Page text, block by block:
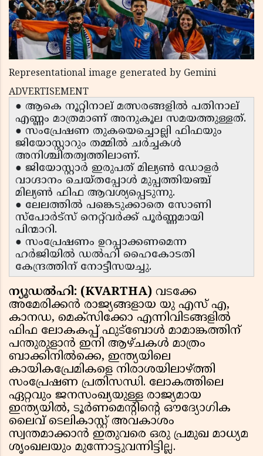
Representational image generated by Gemini
ADVERTISEMENT
● ആകെ നൂറ്റിനാല് മത്സരങ്ങളിൽ പതിനാല്
എണ്ണം മാത്രമാണ് അനുകൂല സമയത്തുള്ളത്.
● സംപ്രേഷണ തുകയെച്ചൊല്ലി ഫിഫയും
ജിയോസ്റ്റാറും തമ്മിൽ ചർച്ചകൾ
അനിശ്ചിതത്വത്തിലാണ്.
● ജിയോസ്റ്റാർ ഇരുപത് മില്യൺ ഡോളർ
വാഗ്ദാനം ചെയ്തപ്പോൾ മുപ്പത്തിയഞ്ച്
മില്യൺ ഫിഫ ആവശ്യപ്പെടുന്നു.
● ലേലത്തിൽ പങ്കെടുക്കാതെ സോണി
സ്പോർട്സ് നെറ്റ്‌വർക്ക് പൂർണ്ണമായി
പിന്മാറി.
● സംപ്രേഷണം ഉറപ്പാക്കണമെന്ന
ഹർജിയിൽ ഡൽഹി ഹൈകോടതി
കേന്ദ്രത്തിന് നോട്ടീസയച്ചു.
ന്യൂഡൽഹി: (KVARTHA) വടക്കേ
അമേരിക്കൻ രാജ്യങ്ങളായ യു എസ് എ,
കാനഡ, മെക്സിക്കോ എന്നിവിടങ്ങളിൽ
ഫിഫ ലോകകപ്പ് ഫുട്ബോൾ മാമാങ്കത്തിന്
പന്തുരുളാൻ ഇനി ആഴ്ചകൾ മാത്രം
ബാക്കിനിൽക്കെ, ഇന്ത്യയിലെ
കായികപ്രേമികളെ നിരാശയിലാഴ്ത്തി
സംപ്രേഷണ പ്രതിസന്ധി. ലോകത്തിലെ
ഏറ്റവും ജനസംഖ്യയുള്ള രാജ്യമായ
ഇന്ത്യയിൽ, ടൂർണമെന്റിന്റെ ഔദ്യോഗിക
ലൈവ് ടെലികാസ്റ്റ് അവകാശം
സ്വന്തമാക്കാൻ ഇതുവരെ ഒരു പ്രമുഖ മാധ്യമ
ശൃംഖലയും മുന്നോട്ടുവന്നിട്ടില്ല.